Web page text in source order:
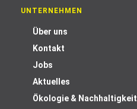
UNTERNEHMEN
Über uns
Kontakt
Jobs
Aktuelles
Ökologie & Nachhaltigkeit